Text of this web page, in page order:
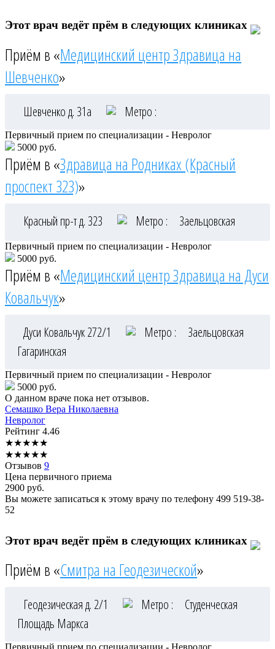
Этот врач ведёт прём в следующих клиниках
Приём в «Медицинский центр Здравица на
Шевченко»
Шевченко д. 31а Метро :
Первичный прием по специализации - Невролог
5000 руб.
Приём в «Здравица на Родниках (Красный
проспект 323)»
Красный пр-т д. 323 Метро : Заельцовская
Первичный прием по специализации - Невролог
5000 руб.
Приём в «Медицинский центр Здравица на Дуси
Ковальчук»
Дуси Ковальчук 272/1 Метро :
Заельцовская
Гагаринская
Первичный прием по специализации - Невролог
5000 руб.
О данном враче пока нет отзывов.
Семашко Вера Николаевна
Невролог
Рейтинг 4.46
★★★★★
★★★★★
Отзывов 9
Цена первичного приема
2900 руб.
Вы можете записаться к этому врачу по телефону 499 519-38-
52
Этот врач ведёт прём в следующих клиниках
Приём в «Смитра на Геодезической»
Геодезическая д. 2/1 Метро :
Студенческая
Площадь Маркса